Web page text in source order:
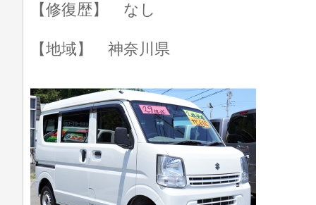
【修復歴】 なし
【地域】 神奈川県